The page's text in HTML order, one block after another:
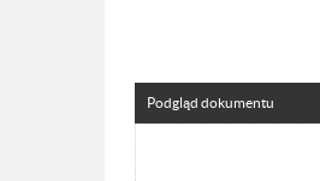
Podgląd dokumentu